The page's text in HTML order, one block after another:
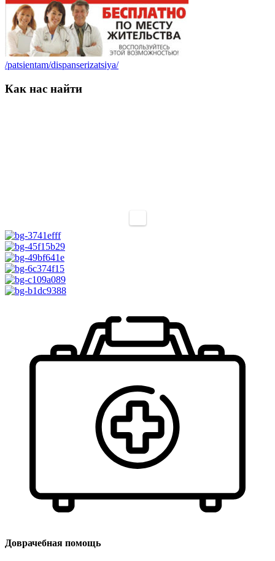
/patsientam/dispanserizatsiya/
Как нас найти
Доврачебная помощь